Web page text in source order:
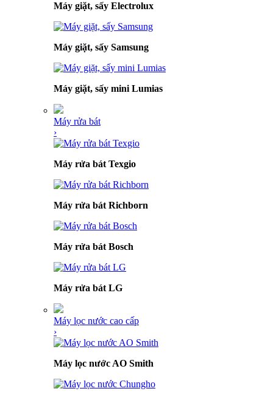
Máy giặt, sấy Electrolux
Máy giặt, sấy Samsung
Máy giặt, sấy mini Lumias
Máy rửa bát
›
Máy rửa bát Texgio
Máy rửa bát Richborn
Máy rửa bát Bosch
Máy rửa bát LG
Máy lọc nước cao cấp
›
Máy lọc nước AO Smith